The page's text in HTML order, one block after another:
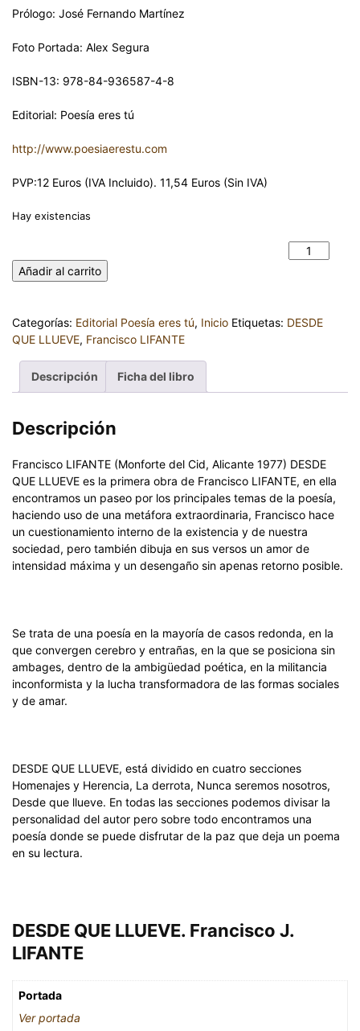
Prólogo: José Fernando Martínez
Foto Portada: Alex Segura
ISBN-13: 978-84-936587-4-8
Editorial: Poesía eres tú
http://www.poesiaerestu.com
PVP:12 Euros (IVA Incluido). 11,54 Euros (Sin IVA)
Hay existencias
Añadir al carrito
Categorías: Editorial Poesía eres tú, Inicio Etiquetas: DESDE
QUE LLUEVE, Francisco LIFANTE
Descripción Ficha del libro
Descripción
Francisco LIFANTE (Monforte del Cid, Alicante 1977) DESDE
QUE LLUEVE es la primera obra de Francisco LIFANTE, en ella
encontramos un paseo por los principales temas de la poesía,
haciendo uso de una metáfora extraordinaria, Francisco hace
un cuestionamiento interno de la existencia y de nuestra
sociedad, pero también dibuja en sus versos un amor de
intensidad máxima y un desengaño sin apenas retorno posible.
Se trata de una poesía en la mayoría de casos redonda, en la
que convergen cerebro y entrañas, en la que se posiciona sin
ambages, dentro de la ambigüedad poética, en la militancia
inconformista y la lucha transformadora de las formas sociales
y de amar.
DESDE QUE LLUEVE, está dividido en cuatro secciones
Homenajes y Herencia, La derrota, Nunca seremos nosotros,
Desde que llueve. En todas las secciones podemos divisar la
personalidad del autor pero sobre todo encontramos una
poesía donde se puede disfrutar de la paz que deja un poema
en su lectura.
DESDE QUE LLUEVE. Francisco J.
LIFANTE
Portada
Ver portada